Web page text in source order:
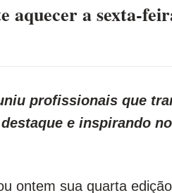
a sexta-
profissionais que
e inspirando
ontem sua quarta